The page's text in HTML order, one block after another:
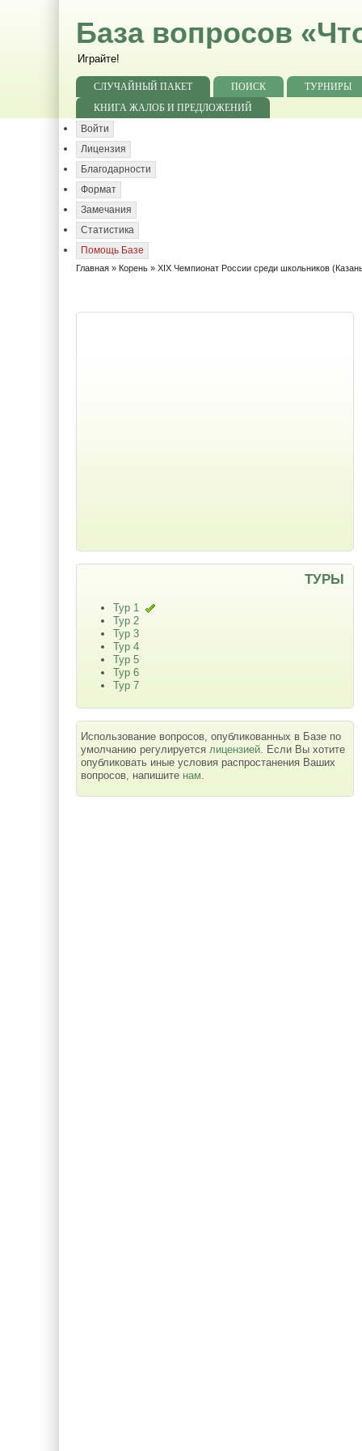
База вопросов
Играйте!
СЛУЧАЙНЫЙ ПАКЕТ ПОИСК
ТУРНИРЫ
КНИГА ЖАЛОБ И ПРЕДЛОЖЕНИЙ
Войти
Лицензия
Благодарности
Формат
Замечания
Статистика
Помощь Базе
Главная » Корень » XIX Чемпионат России среди школьников
ТУРЫ
Тур 1
Тур 2
Тур 3
Тур 4
Тур 5
Тур 6
Тур 7
Использование вопросов, опубликованных в Базе по
умолчанию регулируется лицензией. Если Вы хотите
опубликовать иные условия распростанения Ваших
вопросов, напишите нам.